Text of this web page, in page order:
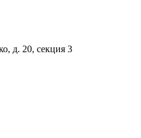
д. 20, секция 3